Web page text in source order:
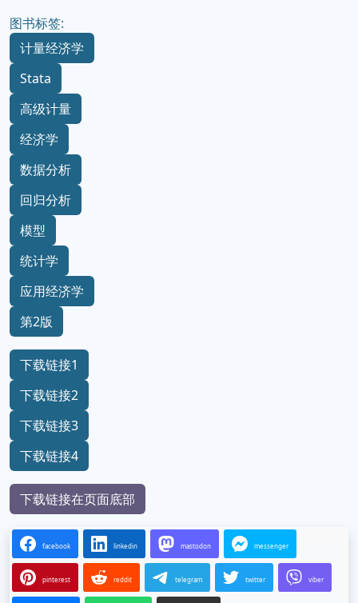
图书标签:
计量经济学
Stata
高级计量
经济学
数据分析
回归分析
模型
统计学
应用经济学
第2版
下载链接1
下载链接2
下载链接3
下载链接4
下载链接在页面底部
facebook linkedin mastodon messenger
pinterest reddit telegram twitter viber